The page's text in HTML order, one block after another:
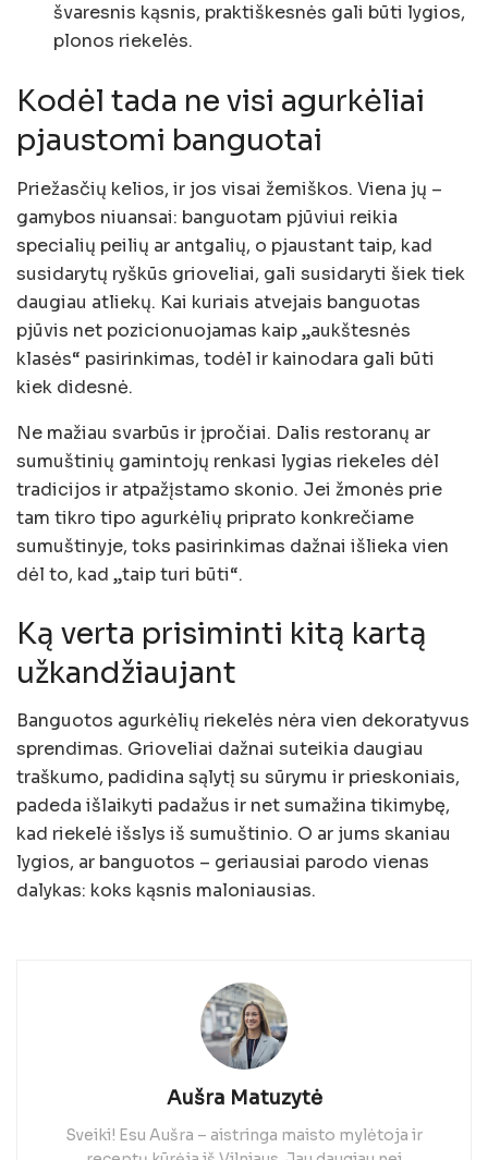
švaresnis kąsnis, praktiškesnės gali būti lygios,
plonos riekelės.
Kodėl tada ne visi agurkėliai
pjaustomi banguotai
Priežasčių kelios, ir jos visai žemiškos. Viena jų –
gamybos niuansai: banguotam pjūviui reikia
specialių peilių ar antgalių, o pjaustant taip, kad
susidarytų ryškūs grioveliai, gali susidaryti šiek tiek
daugiau atliekų. Kai kuriais atvejais banguotas
pjūvis net pozicionuojamas kaip „aukštesnės
klasės“ pasirinkimas, todėl ir kainodara gali būti
kiek didesnė.
Ne mažiau svarbūs ir įpročiai. Dalis restoranų ar
sumuštinių gamintojų renkasi lygias riekeles dėl
tradicijos ir atpažįstamo skonio. Jei žmonės prie
tam tikro tipo agurkėlių priprato konkrečiame
sumuštinyje, toks pasirinkimas dažnai išlieka vien
dėl to, kad „taip turi būti“.
Ką verta prisiminti kitą kartą
užkandžiaujant
Banguotos agurkėlių riekelės nėra vien dekoratyvus
sprendimas. Grioveliai dažnai suteikia daugiau
traškumo, padidina sąlytį su sūrymu ir prieskoniais,
padeda išlaikyti padažus ir net sumažina tikimybę,
kad riekelė išslys iš sumuštinio. O ar jums skaniau
lygios, ar banguotos – geriausiai parodo vienas
dalykas: koks kąsnis maloniausias.
Aušra Matuzytė
Sveiki! Esu Aušra – aistringa maisto mylėtoja ir